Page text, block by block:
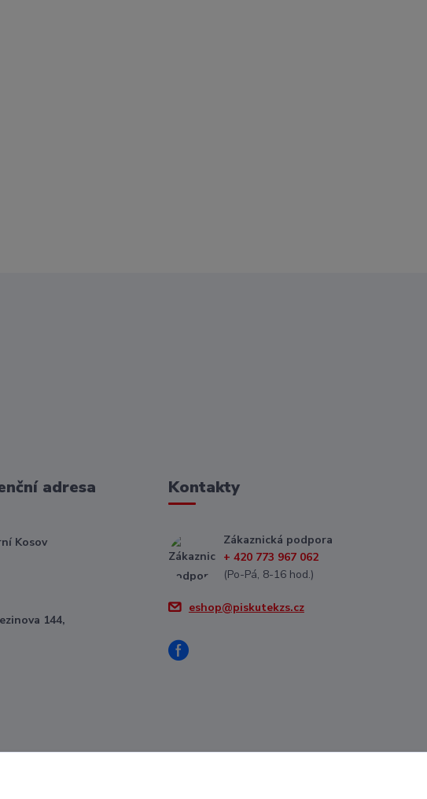
adresa
Kosov
144,
Kontakty
Zákaznická podpora
+ 420 773 967 062
(Po-Pá, 8-16 hod.)
eshop@piskutekzs.cz